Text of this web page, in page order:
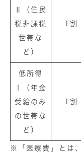
Ⅱ（住民
税非課税
世帯な
ど）
1割
低所得
Ⅰ（年金
受給のみ
の世帯な
ど）
1割
※「医療費」とは